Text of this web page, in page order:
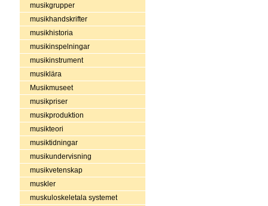
musikgrupper
musikhandskrifter
musikhistoria
musikinspelningar
musikinstrument
musiklära
Musikmuseet
musikpriser
musikproduktion
musikteori
musiktidningar
musikundervisning
musikvetenskap
muskler
muskuloskeletala systemet